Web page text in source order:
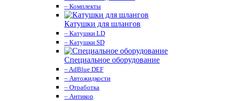
– Комплекты
Катушки для шлангов
– Катушки LD
– Катушки SD
Специальное оборудование
– AdBlue DEF
– Автожидкости
– Отработка
– Антикор